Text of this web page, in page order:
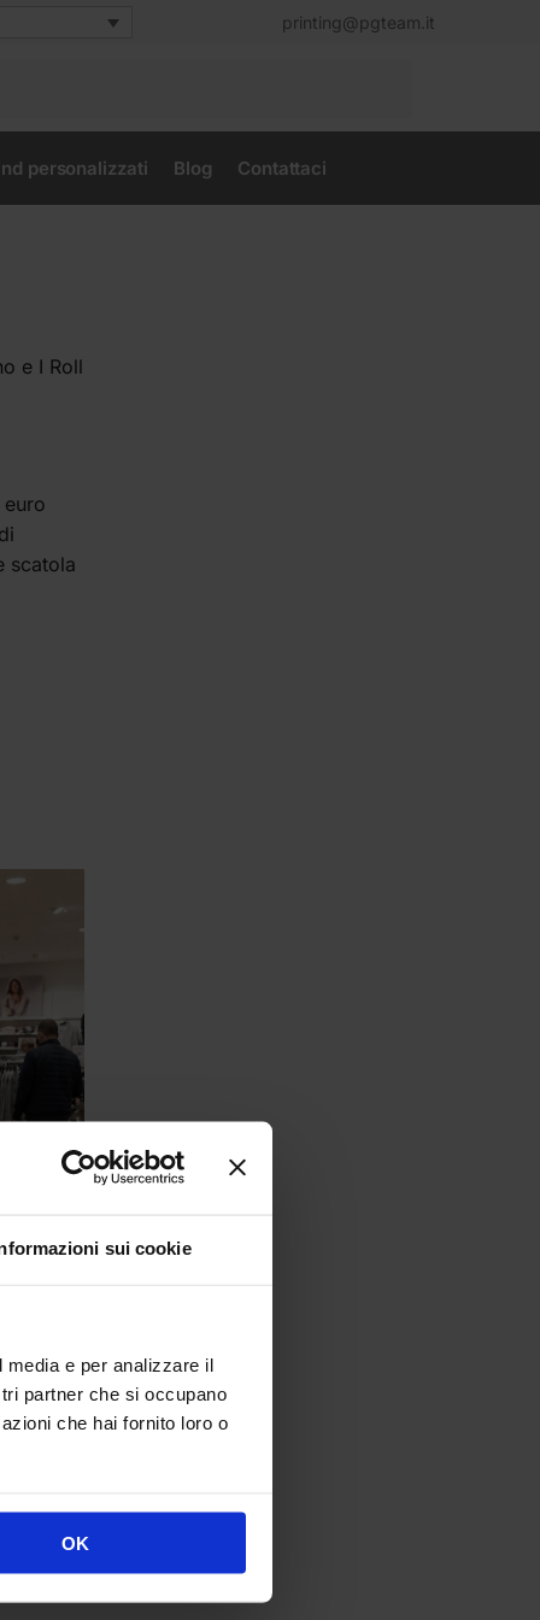
sui cookie
e per analizzare il
partner che si occupano
che hai fornito loro o
OK
printing@pgteam.it
personalizzati Blog Contattaci
e I Roll
scatola